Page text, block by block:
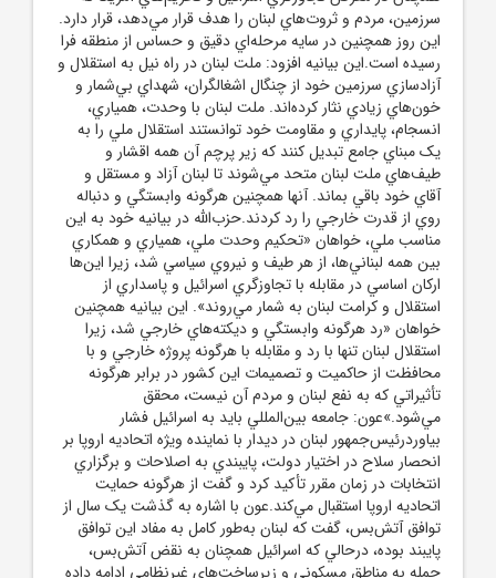
سرزمين، مردم و ثروت‌هاي لبنان را هدف قرار مي‌دهد، قرار دارد.
اين روز همچنين در سايه مرحله‌اي دقيق و حساس از منطقه فرا
رسيده است.اين بيانيه افزود: ملت لبنان در راه نيل به استقلال و
آزادسازي سرزمين خود از چنگال اشغالگران، شهداي بي‌شمار و
خون‌هاي زيادي نثار کرده‌اند. ملت لبنان با وحدت، همياري،
انسجام، پايداري و مقاومت خود توانستند استقلال ملي را به
يک مبناي جامع تبديل کنند که زير پرچم آن همه اقشار و
طيف‌هاي ملت لبنان متحد مي‌شوند تا لبنان آزاد و مستقل و
آقاي خود باقي بماند. آنها همچنين هرگونه وابستگي و دنباله
روي از قدرت خارجي را رد کردند.حزب‌الله در بيانيه خود به اين
مناسب ملي، خواهان «تحکيم وحدت ملي، همياري و همکاري
بين همه لبناني‌ها، از هر طيف و نيروي سياسي شد، زيرا اين‌ها
ارکان اساسي در مقابله با تجاوزگري اسرائيل و پاسداري از
استقلال و کرامت لبنان به شمار مي‌روند». اين بيانيه همچنين
خواهان «رد هرگونه وابستگي و ديکته‌هاي خارجي شد، زيرا
استقلال لبنان تنها با رد و مقابله با هرگونه پروژه خارجي و با
محافظت از حاکميت و تصميمات اين کشور در برابر هرگونه
تأثيراتي که به نفع لبنان و مردم آن نيست، محقق
مي‌شود.»عون: جامعه بين‌المللي بايد به اسرائيل فشار
بياوردرئيس‌جمهور لبنان در ديدار با نماينده ويژه اتحاديه اروپا بر
انحصار سلاح در اختيار دولت، پايبندي به اصلاحات و برگزاري
انتخابات در زمان مقرر تأکيد کرد و گفت از هرگونه حمايت
اتحاديه اروپا استقبال مي‌کند.عون با اشاره به گذشت يک سال از
توافق آتش‌بس، گفت که لبنان به‌طور کامل به مفاد اين توافق
پايبند بوده، درحالي که اسرائيل همچنان به نقض آتش‌بس،
حمله به مناطق مسکوني و زيرساخت‌هاي غيرنظامي ادامه داده